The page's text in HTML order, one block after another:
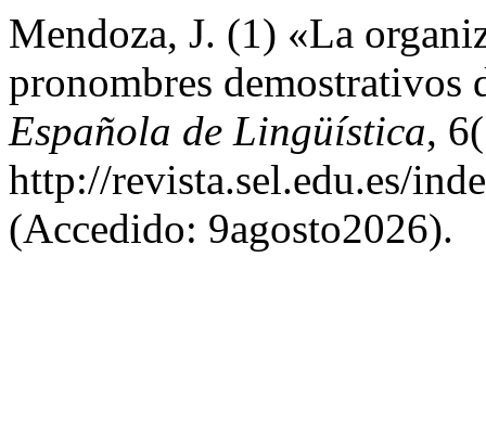
Mendoza, J. (1) «La
pronombres
Española de Lingüística,
http://revista.sel.edu.es/
(Accedido: 9agosto2026).